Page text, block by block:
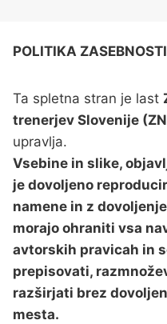
POLITIKA
Ta spletna stran je last
trenerjev Slovenije
upravlja.
Vsebine in slike,
je dovoljeno
namene in z
morajo ohraniti vsa
avtorskih pravicah in
prepisovati,
razširjati brez
mesta.